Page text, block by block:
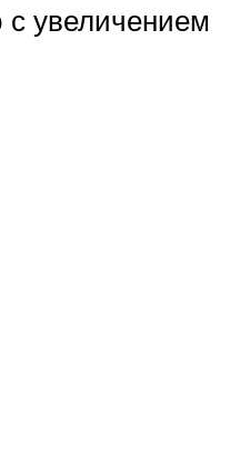
с увеличением